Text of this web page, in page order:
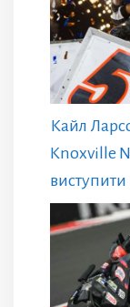
Кайл
Knoxville
виступити